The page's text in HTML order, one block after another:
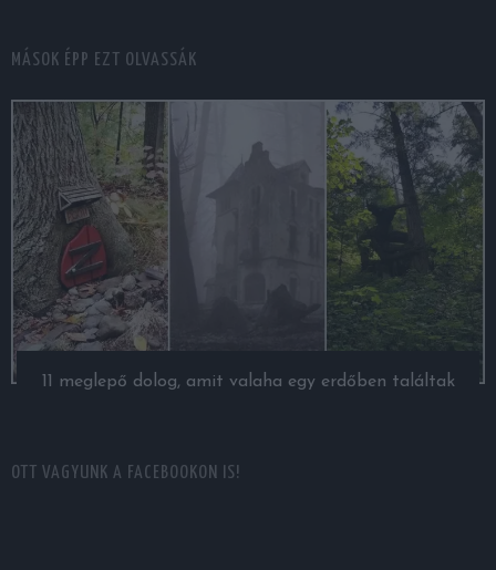
MÁSOK ÉPP EZT OLVASSÁK
11 meglepő dolog, amit valaha egy erdőben találtak
OTT VAGYUNK A FACEBOOKON IS!